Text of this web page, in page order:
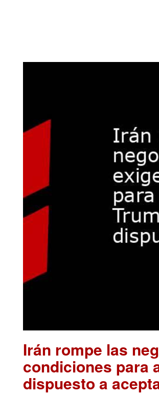
Irán rompe las
condiciones para
dispuesto a